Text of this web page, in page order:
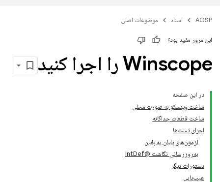
AOSP اسناد موضوعات اصلی
این مرور مفید بود؟
Winscope را اجرا کنید
در این صفحه
ساخت وینسکو به صورت محلی
ساخت قطعات جداگانه
اجرای تست‌ها
آزمون‌های پایان به پایان
به‌روزرسانی نگاشت @IntDef
دستورات دیگر
عیب‌یابی